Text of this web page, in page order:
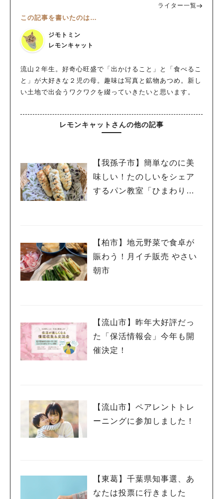
ライター一覧
この記事を書いたのは…
ジモトミン
レモンキャット
流山２年生。好奇心旺盛で「出かけること」と「食べるこ
と」が大好きな２児の母。趣味は写真と鉱物あつめ。新し
い土地で出会うワクワクを綴っていきたいと思います。
レモンキャットさんの他の記事
【我孫子市】簡単なのに美
味しい！たのしいをシェア
するパン教室「ひまわりパ
【柏市】地元野菜で食卓が
賑わう！月イチ販売 やさい
朝市
【流山市】昨年大好評だっ
た「保活情報会」今年も開
催決定！
【流山市】ペアレントトレ
ーニングに参加しました！
【東葛】千葉県知事選、あ
なたは投票に行きました
#ラーメン #ショッピング#カフェ#スイーツ#パン #カレー#柏駅
#イベント #公園#教えたい／教えて投稿記事
#教えたい/こんなの見つけた